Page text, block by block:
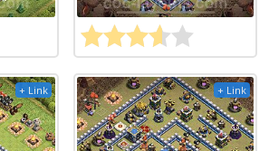
+ Link + Link